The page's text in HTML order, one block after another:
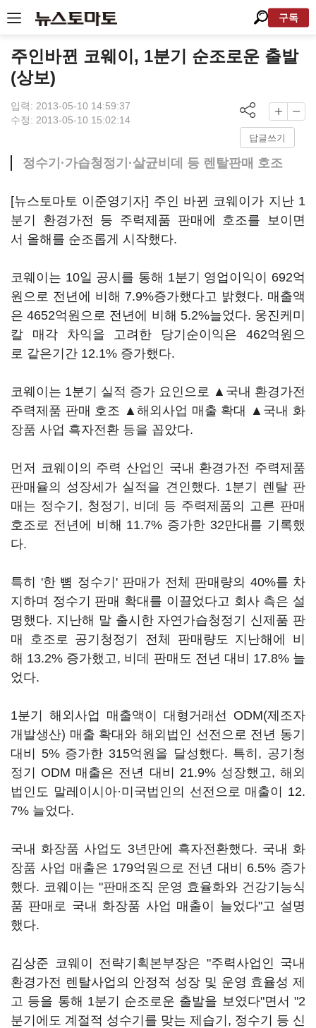
구독
주인바뀐 코웨이, 1분기 순조로운 출발
(상보)
입력: 2013-05-10 14:59:37
수정: 2013-05-10 15:02:14
답글쓰기
정수기·가습청정기·살균비데 등 렌탈판매 호조
[뉴스토마토 이준영기자] 주인 바뀐 코웨이가 지난 1
분기 환경가전 등 주력제품 판매에 호조를 보이면
서 올해를 순조롭게 시작했다.
코웨이는 10일 공시를 통해 1분기 영업이익이 692억
원으로 전년에 비해 7.9%증가했다고 밝혔다. 매출액
은 4652억원으로 전년에 비해 5.2%늘었다. 웅진케미
칼 매각 차익을 고려한 당기순이익은 462억원으
로 같은기간 12.1% 증가했다.
코웨이는 1분기 실적 증가 요인으로 ▲국내 환경가전
주력제품 판매 호조 ▲해외사업 매출 확대 ▲국내 화
장품 사업 흑자전환 등을 꼽았다.
먼저 코웨이의 주력 산업인 국내 환경가전 주력제품
판매율의 성장세가 실적을 견인했다. 1분기 렌탈 판
매는 정수기, 청정기, 비데 등 주력제품의 고른 판매
호조로 전년에 비해 11.7% 증가한 32만대를 기록했
다.
특히 '한 뼘 정수기' 판매가 전체 판매량의 40%를 차
지하며 정수기 판매 확대를 이끌었다고 회사 측은 설
명했다. 지난해 말 출시한 자연가습청정기 신제품 판
매 호조로 공기청정기 전체 판매량도 지난해에 비
해 13.2% 증가했고, 비데 판매도 전년 대비 17.8% 늘
었다.
1분기 해외사업 매출액이 대형거래선 ODM(제조자
개발생산) 매출 확대와 해외법인 선전으로 전년 동기
대비 5% 증가한 315억원을 달성했다. 특히, 공기청
정기 ODM 매출은 전년 대비 21.9% 성장했고, 해외
법인도 말레이시아·미국법인의 선전으로 매출이 12.
7% 늘었다.
국내 화장품 사업도 3년만에 흑자전환했다. 국내 화
장품 사업 매출은 179억원으로 전년 대비 6.5% 증가
했다. 코웨이는 "판매조직 운영 효율화와 건강기능식
품 판매로 국내 화장품 사업 매출이 늘었다"고 설명
했다.
김상준 코웨이 전략기획본부장은 "주력사업인 국내
환경가전 렌탈사업의 안정적 성장 및 운영 효율성 제
고 등을 통해 1분기 순조로운 출발을 보였다"면서 "2
분기에도 계절적 성수기를 맞는 제습기, 정수기 등 신